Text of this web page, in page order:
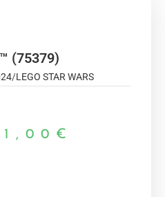
(75379)
/LEGO STAR WARS
€